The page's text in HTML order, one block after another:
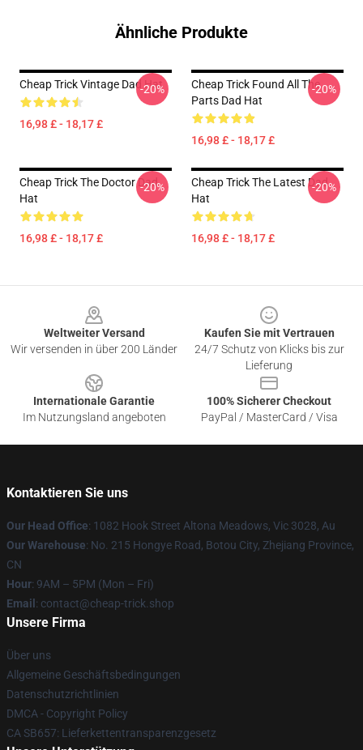
Ähnliche Produkte
Cheap Trick Vintage Dad Hat
16,98 £ - 18,17 £
-20%
Cheap Trick Found All The
Parts Dad Hat
16,98 £ - 18,17 £
-20%
Cheap Trick The Doctor Dad
Hat
16,98 £ - 18,17 £
-20%
Cheap Trick The Latest Dad
Hat
16,98 £ - 18,17 £
-20%
Weltweiter Versand
Wir versenden in über 200 Länder
Kaufen Sie mit Vertrauen
24/7 Schutz von Klicks bis zur
Lieferung
Internationale Garantie
Im Nutzungsland angeboten
100% Sicherer Checkout
PayPal / MasterCard / Visa
Kontaktieren Sie uns
Our Head Office: 1082 Hook Street Altona Meadows, Vic 3028, Au
Our Warehouse: No. 215 Hongye Road, Botou City, Zhejiang Province,
CN
Hour: 9AM – 5PM (Mon – Fri)
Email : contact@cheap-trick.shop
Unsere Firma
Über uns
Allgemeine Geschäftsbedingungen
Datenschutzrichtlinien
DMCA - Copyright Policy
CA SB657: Lieferkettentransparenzgesetz